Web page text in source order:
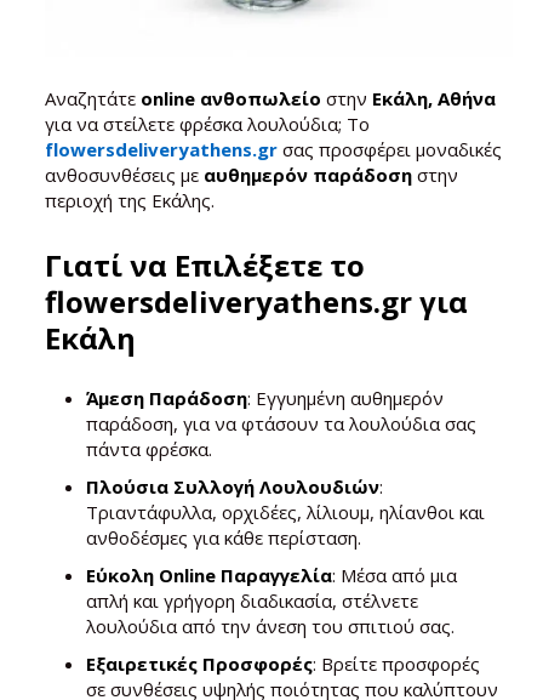
Αναζητάτε online ανθοπωλείο στην Εκάλη, Αθήνα
για να στείλετε φρέσκα λουλούδια; Το
flowersdeliveryathens.gr σας προσφέρει μοναδικές
ανθοσυνθέσεις με αυθημερόν παράδοση στην
περιοχή της Εκάλης.
Γιατί να Επιλέξετε το
flowersdeliveryathens.gr για
Εκάλη
Άμεση Παράδοση: Εγγυημένη αυθημερόν
παράδοση, για να φτάσουν τα λουλούδια σας
πάντα φρέσκα.
Πλούσια Συλλογή Λουλουδιών:
Τριαντάφυλλα, ορχιδέες, λίλιουμ, ηλίανθοι και
ανθοδέσμες για κάθε περίσταση.
Εύκολη Online Παραγγελία: Μέσα από μια
απλή και γρήγορη διαδικασία, στέλνετε
λουλούδια από την άνεση του σπιτιού σας.
Εξαιρετικές Προσφορές: Βρείτε προσφορές
σε συνθέσεις υψηλής ποιότητας που καλύπτουν